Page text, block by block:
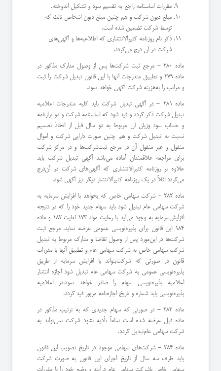
مقررات اساسنامه راجع به تقسیم سود و تشكیل اندوخته.
مبلغ دیون شركت و هم چنین مبلغ دیون اشخاص ثالث كه
توسط شركت تضمین شده است.
ذكر نام روزنامه كثیرالانتشاری كه اطلاعیه‌ها و آگهی‌های
شركت در آن درج می‌گردد.
ماده 280 - مرجع ثبت شركت‌ها پس از وصول مدارك مذكور در
ماده 279 و تطبیق مندرجات آنها با این قانون تبدیل شركت را ثبت
و مراتب را به‌هزینه شركت آگهی خواهد نمود.
ماده 281 - در آگهی تبدیل شركت باید كلیه مندرجات اعلامیه
تبدیل شركت ذكر گردد و قید شود كه اساسنامه شركت و دو ترازنامه
و حساب سود و‌زیان آن مربوط به دو سال قبل از اتخاذ تصمیم
نسبت به تبدیل شركت و هم چنین صورت دارایی شركت و اموال
منقول و غیر منقول آن در مرجع ثبت‌شركت‌ها و در مركز شركت
برای مراجعه علاقمندان آماده می‌باشد آگهی تبدیل شركت باید
علاوه بر روزنامه كثیرالانتشاری كه آگهی‌های شركت در آن‌درج
می‌گردد اقلاً در یك روزنامه كثیرالانتشار دیگر نیز آگهی شود.
ماده 282 - شركت سهامی خاص كه بخواهد با افزایش سرمایه به
شركت سهامی عام تبدیل شود باید سهام جدید خود را كه در نتیجه
افزایش‌سرمایه به وجود می‌آید با رعایت مواد 173 لغایت 182 و ماده
184 این قانون برای پذیره‌نویسی عمومی عرضه نماید. مرجع ثبت
شركت‌ها در این‌مورد پس از وصول تقاضا و مدارك مربوط به تبدیل
شركت سهامی خاص به شركت سهامی عام و تطبیق آنها با مقررات
قانون در صورتی كه شركت‌بتواند با افزایش سرمایه از طریق
پذیره‌نویسی عمومی به شركت سهامی عام تبدیل شود اجازه انتشار
اعلامیه پذیره‌نویسی سهام را صادر خواهد نمود.‌در اعلامیه
پذیره‌نویسی باید شماره و تاریخ اجازه‌نامه مزبور قید گردد.
ماده 283 - در صورتی كه سهام جدیدی كه به ترتیب مذكور در
ماده قبل عرضه شده است تماماً تأدیه نشود شركت نمی‌تواند به
شركت سهامی عام‌تبدیل گردد.
ماده 284 - شركت‌های سهامی موجود در تاریخ تصویب این قانون
باید ظرف سه سال از تاریخ اجرای این قانون به صورت شركت